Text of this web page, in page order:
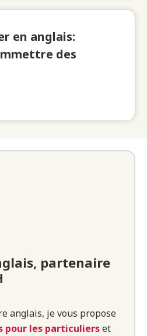
en anglais:
des
partenaire
anglais, je vous propose
pour les particulierset